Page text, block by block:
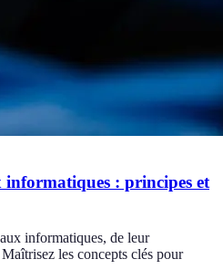
informatiques : principes et
informatiques, de leur
les concepts clés pour